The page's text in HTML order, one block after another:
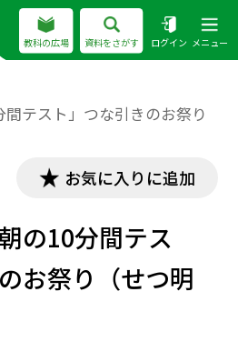
教科の広場 資料をさがす ログイン メニュー
テスト」つな引きのお祭り
お気に入りに追加
の10分間テス
お祭り（せつ明